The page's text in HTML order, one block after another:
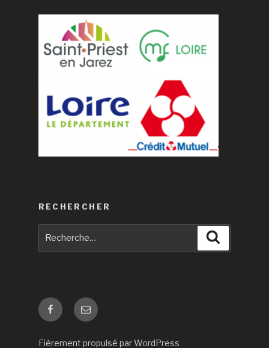
RECHERCHER
Facebook
E-
mail
Fièrement propulsé par WordPress